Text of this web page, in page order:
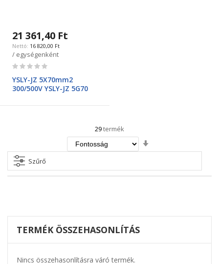
21 361,40 Ft
16 820,00 Ft
/ egységenként
Rating:
YSLY-JZ 5X70mm2
300/500V YSLY-JZ 5G70
29termék
irány
Szűrő
TERMÉK ÖSSZEHASONLÍTÁS
Nincs összehasonlításra váró termék.